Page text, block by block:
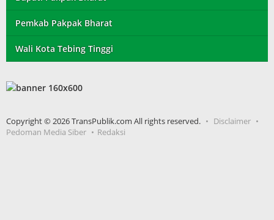
Pemkab Pakpak Bharat
Wali Kota Tebing Tinggi
Copyright © 2026 TransPublik.com All rights reserved.
Disclaimer
Pedoman Media Siber
Redaksi